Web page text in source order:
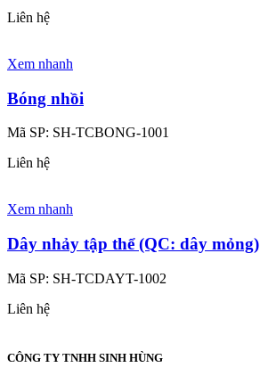
Liên hệ
Xem nhanh
Bóng nhồi
Mã SP: SH-TCBONG-1001
Liên hệ
Xem nhanh
Dây nhảy tập thể (QC: dây mỏng)
Mã SP: SH-TCDAYT-1002
Liên hệ
CÔNG TY TNHH SINH HÙNG